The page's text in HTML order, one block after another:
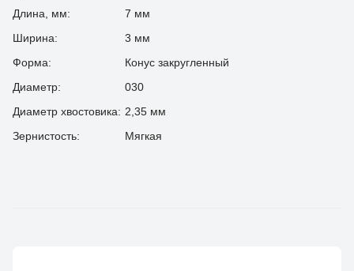
Длина, мм:
7 мм
Ширина:
3 мм
Форма:
Конус закругленный
Диаметр:
030
Диаметр хвостовика: 2,35 мм
Зернистость:
Мягкая